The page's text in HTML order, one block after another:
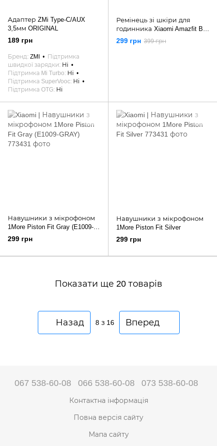
Адаптер ZMi Type-C/AUX
3,5мм ORIGINAL
189 грн
Бренд ZMI
Підтримка
швидкої зарядки
Ні
Підтримка Mi Turbo
Ні
Підтримка SuperVooc Ні
Підтримка OTG Ні
Ремінець зі шкіри для
годинника Xiaomi Amazfit Bip
/ Bip Lite / Bip SU / GTS GTS 2
/ GTS 2e / GTS 2 mini / GTS 3 /
299 грн 399 грн
Навушники з мікрофоном
1More Piston Fit Gray (E1009-
GRAY)
299 грн
Навушники з мікрофоном
1More Piston Fit Silver
299 грн
Показати ще 20 товарів
Назад 8з 16 Вперед
067 538-60-08 066 538-60-08 073 538-60-08
Контактна інформація
Повна версія сайту
Мапа сайту